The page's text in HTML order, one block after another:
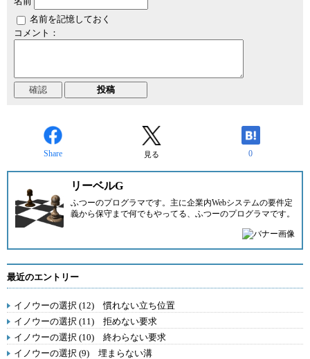
名前を記憶しておく
コメント：
Share 見る 0
リーベルG
ふつーのプログラマです。主に企業内Webシステムの要件定
義から保守まで何でもやってる、ふつーのプログラマです。
最近のエントリー
イノウーの選択 (12) 慣れない立ち位置
イノウーの選択 (11) 拒めない要求
イノウーの選択 (10) 終わらない要求
イノウーの選択 (9) 埋まらない溝